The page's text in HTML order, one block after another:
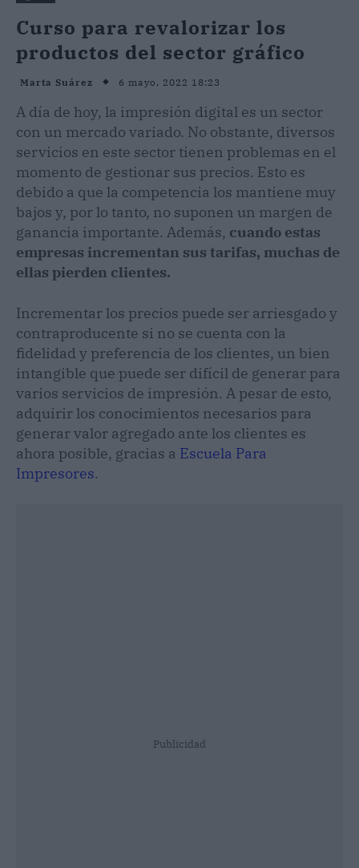
Curso para revalorizar los
productos del sector gráfico
Marta Suárez 6 mayo, 2022 18:23
A día de hoy, la impresión digital es un sector
con un mercado variado. No obstante, diversos
servicios en este sector tienen problemas en el
momento de gestionar sus precios. Esto es
debido a que la competencia los mantiene muy
bajos y, por lo tanto, no suponen un margen de
ganancia importante. Además, cuando estas
empresas incrementan sus tarifas, muchas de
ellas pierden clientes.
Incrementar los precios puede ser arriesgado y
contraproducente si no se cuenta con la
fidelidad y preferencia de los clientes, un bien
intangible que puede ser difícil de generar para
varios servicios de impresión. A pesar de esto,
adquirir los conocimientos necesarios para
generar valor agregado ante los clientes es
ahora posible, gracias a Escuela Para
Impresores.
Publicidad